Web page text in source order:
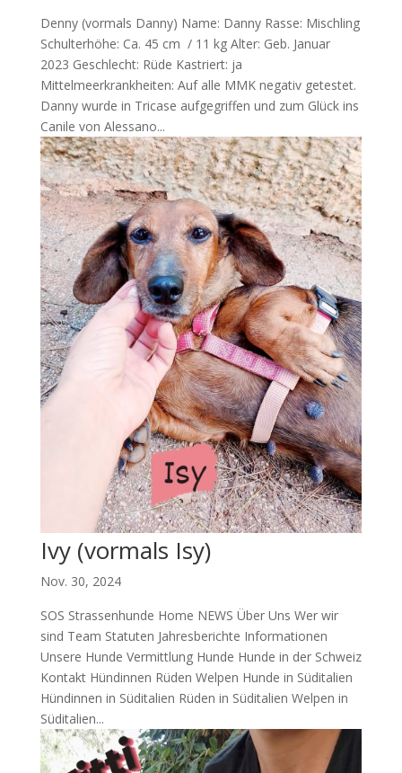
Denny (vormals Danny) Name: Danny Rasse: Mischling
Schulterhöhe: Ca. 45 cm / 11 kg Alter: Geb. Januar
2023 Geschlecht: Rüde Kastriert: ja
Mittelmeerkrankheiten: Auf alle MMK negativ getestet.
Danny wurde in Tricase aufgegriffen und zum Glück ins
Canile von Alessano...
Ivy (vormals Isy)
Nov. 30, 2024
SOS Strassenhunde Home NEWS Über Uns Wer wir
sind Team Statuten Jahresberichte Informationen
Unsere Hunde Vermittlung Hunde Hunde in der Schweiz
Kontakt Hündinnen Rüden Welpen Hunde in Süditalien
Hündinnen in Süditalien Rüden in Süditalien Welpen in
Süditalien...